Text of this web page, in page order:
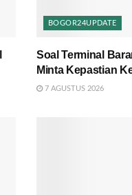
BOGOR24UPDATE
Soal Terminal
Minta Kepastian
7 AGUSTUS 2026